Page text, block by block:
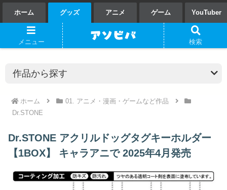
ホーム グッズ アニメ ゲーム YouTuber
ホーム
01. アニメ・漫画・ゲームなど作品
Dr.STONE
Dr.STONE アクリルドッグタグキーホルダー
【1BOX】 キャラアニで 2025年4月発売
メニュー 検索